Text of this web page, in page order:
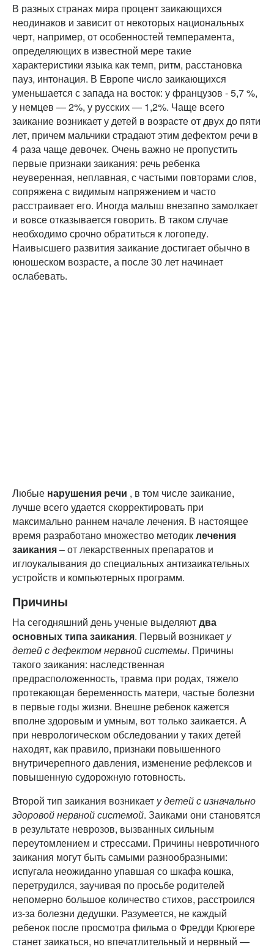
В разных странах мира процент заикающихся
неодинаков и зависит от некоторых национальных
черт, например, от особенностей темперамента,
определяющих в известной мере такие
характеристики языка как темп, ритм, расстановка
пауз, интонация. В Европе число заикающихся
уменьшается с запада на восток: у французов - 5,7 %,
у немцев — 2%, у русских — 1,2%. Чаще всего
заикание возникает у детей в возрасте от двух до пяти
лет, причем мальчики страдают этим дефектом речи в
4 раза чаще девочек. Очень важно не пропустить
первые признаки заикания: речь ребенка
неуверенная, неплавная, с частыми повторами слов,
сопряжена с видимым напряжением и часто
расстраивает его. Иногда малыш внезапно замолкает
и вовсе отказывается говорить. В таком случае
необходимо срочно обратиться к логопеду.
Наивысшего развития заикание достигает обычно в
юношеском возрасте, а после 30 лет начинает
ослабевать.
Любые нарушения речи , в том числе заикание,
лучше всего удается скорректировать при
максимально раннем начале лечения. В настоящее
время разработано множество методиклечения
заикания– от лекарственных препаратов и
иглоукалывания до специальных антизаикательных
устройств и компьютерных программ.
Причины
На сегодняшний день ученые выделяютдва
основных типа заикания. Первый возникает у
детей с дефектом нервной системы. Причины
такого заикания: наследственная
предрасположенность, травма при родах, тяжело
протекающая беременность матери, частые болезни
в первые годы жизни. Внешне ребенок кажется
вполне здоровым и умным, вот только заикается. А
при неврологическом обследовании у таких детей
находят, как правило, признаки повышенного
внутричерепного давления, изменение рефлексов и
повышенную судорожную готовность.
Второй тип заикания возникает у детей с изначально
здоровой нервной системой. Заиками они становятся
в результате неврозов, вызванных сильным
переутомлением и стрессами. Причины невротичного
заикания могут быть самыми разнообразными:
испугала неожиданно упавшая со шкафа кошка,
перетрудился, заучивая по просьбе родителей
непомерно большое количество стихов, расстроился
из-за болезни дедушки. Разумеется, не каждый
ребенок после просмотра фильма о Фредди Крюгере
станет заикаться, но впечатлительный и нервный —